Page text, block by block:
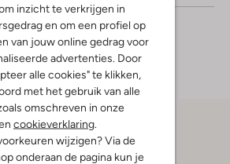
inzicht te verkrijgen in
en om een profiel op
van jouw online gedrag voor
advertenties. Door
alle cookies" te klikken,
met het gebruik van alle
omschreven in onze
cookieverklaring
wijzigen? Via de
onderaan de pagina kun je